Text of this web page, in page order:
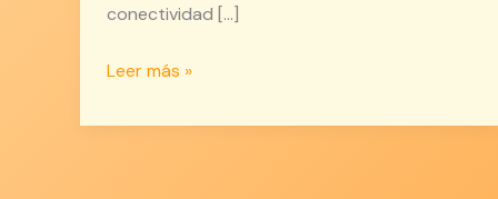
conectividad […]
Leer más »